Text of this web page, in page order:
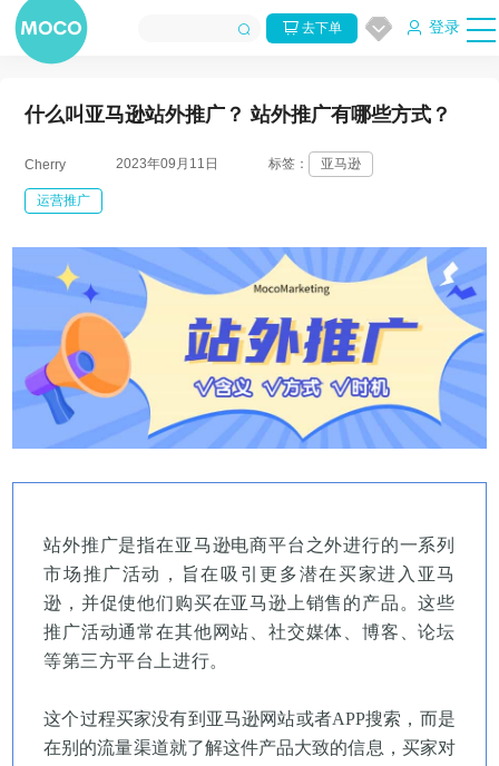
去下单 登录
什么叫亚马逊站外推广？ 站外推广有哪些方式？
Cherry 2023年09月11日 标签： 亚马逊
运营推广
站外推广是指在亚马逊电商平台之外进行的一系列
市场推广活动，旨在吸引更多潜在买家进入亚马
逊，并促使他们购买在亚马逊上销售的产品。这些
推广活动通常在其他网站、社交媒体、博客、论坛
等第三方平台上进行。
这个过程买家没有到亚马逊网站或者APP搜索，而是
在别的流量渠道就了解这件产品大致的信息，买家对